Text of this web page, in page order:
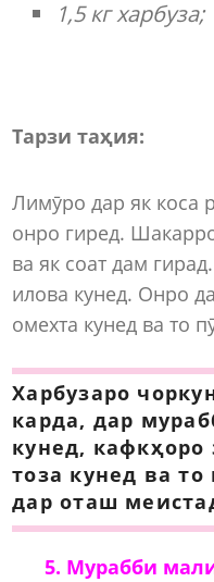
1,5 кг харбуза;
Тарзи таҳия:
Лимӯро дар як коса
онро гиред.
ва як соат дам
илова кунед. Онро
омехта кунед ва то
Харбузаро
карда, дар
кунед, кафкҳоро
тоза кунед ва
дар оташ
5. Мурабби